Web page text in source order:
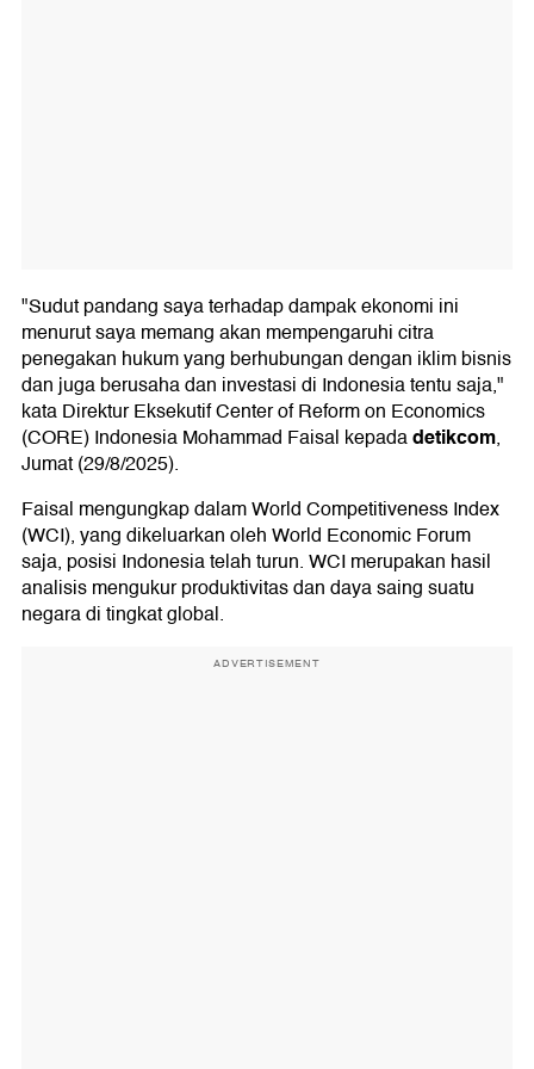
"Sudut pandang saya terhadap dampak ekonomi ini
menurut saya memang akan mempengaruhi citra
penegakan hukum yang berhubungan dengan iklim bisnis
dan juga berusaha dan investasi di Indonesia tentu saja,"
kata Direktur Eksekutif Center of Reform on Economics
(CORE) Indonesia Mohammad Faisal kepadadetikcom,
Jumat (29/8/2025).
Faisal mengungkap dalam World Competitiveness Index
(WCI), yang dikeluarkan oleh World Economic Forum
saja, posisi Indonesia telah turun. WCI merupakan hasil
analisis mengukur produktivitas dan daya saing suatu
negara di tingkat global.
ADVERTISEMENT